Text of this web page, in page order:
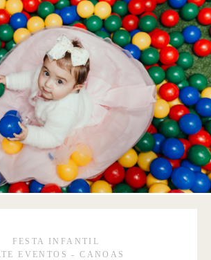
FESTA INFANTIL
EVENTOS - CANOAS